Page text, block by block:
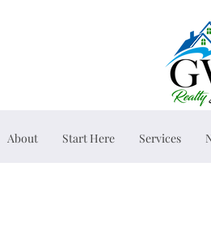
About Start Here Services